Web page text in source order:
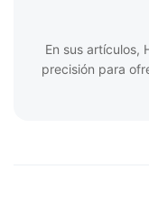
En sus artículos,
precisión para